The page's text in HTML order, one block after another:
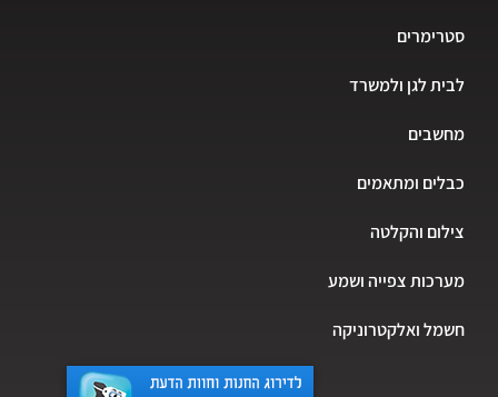
סטרימרים
לבית לגן ולמשרד
מחשבים
כבלים ומתאמים
צילום והקלטה
מערכות צפייה ושמע
חשמל ואלקטרוניקה